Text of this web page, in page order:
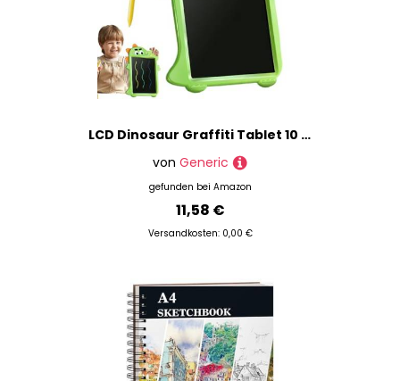
LCD Dinosaur Graffiti Tablet 10 Zoll Schreib- und Zeichenblock | Buntes Lernspielzeug, löschbares tragbares Whiteboard, multifunktionale Schreibtafel für Kinder, Pr Lernen
von Generic
gefunden bei Amazon
11,58 €
Versandkosten: 0,00 €